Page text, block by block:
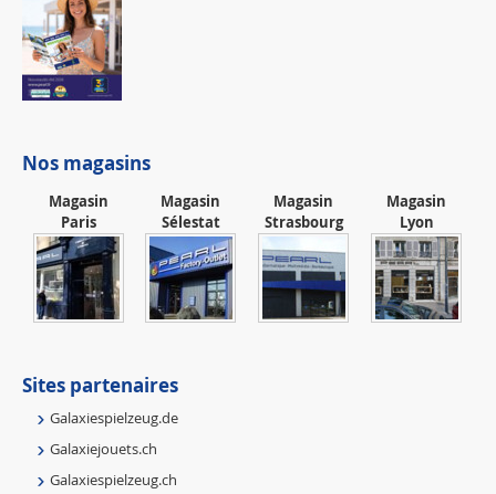
Nos magasins
Magasin
Paris
Magasin
Sélestat
Magasin
Strasbourg
Magasin
Lyon
Sites partenaires
Galaxiespielzeug.de
Galaxiejouets.ch
Galaxiespielzeug.ch